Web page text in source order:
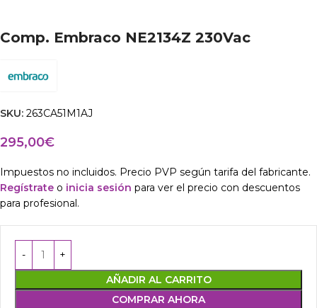
Comp. Embraco NE2134Z 230Vac
SKU: 263CA51M1AJ
295,00€
Impuestos no incluidos. Precio PVP según tarifa del fabricante.
Regístrate o inicia sesión para ver el precio con descuentos
para profesional.
AÑADIR AL CARRITO
COMPRAR AHORA